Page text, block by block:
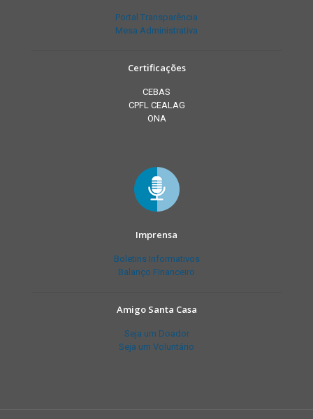
Portal Transparência
Mesa Administrativa
Certificações
CEBAS
CPFL CEALAG
ONA
Imprensa
Boletins Informativos
Balanço Financeiro
Amigo Santa Casa
Seja um Doador
Seja um Voluntário